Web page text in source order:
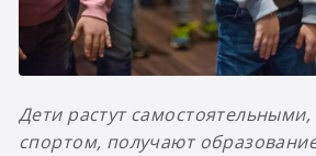
Дети растут
спортом, получают